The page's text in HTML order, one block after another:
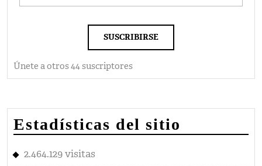
SUSCRIBIRSE
Únete a otros 44 suscriptores
Estadísticas del sitio
2.464.129 visitas